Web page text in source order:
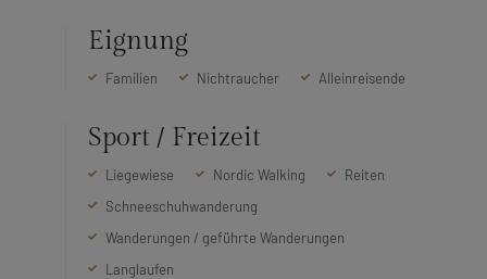
Eignung
Familien Nichtraucher Alleinreisende
Sport / Freizeit
Liegewiese Nordic Walking
Reiten
Schneeschuhwanderung
Wanderungen / geführte Wanderungen
Langlaufen